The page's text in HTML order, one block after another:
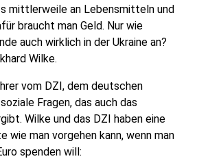
mittlerweile an Lebensmitteln und
braucht man Geld. Nur wie
auch wirklich in der Ukraine an?
Wilke.
vom DZI, dem deutschen
Fragen, das auch das
Wilke und das DZI haben eine
wie man vorgehen kann, wenn man
spenden will: